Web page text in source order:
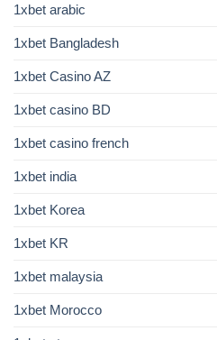
1xbet arabic
1xbet Bangladesh
1xbet Casino AZ
1xbet casino BD
1xbet casino french
1xbet india
1xbet Korea
1xbet KR
1xbet malaysia
1xbet Morocco